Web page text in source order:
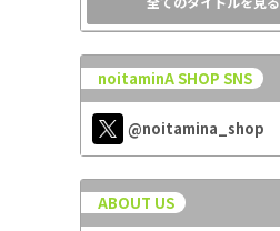
noitaminA SHOP SNS
@noitamina_shop
ABOUT US